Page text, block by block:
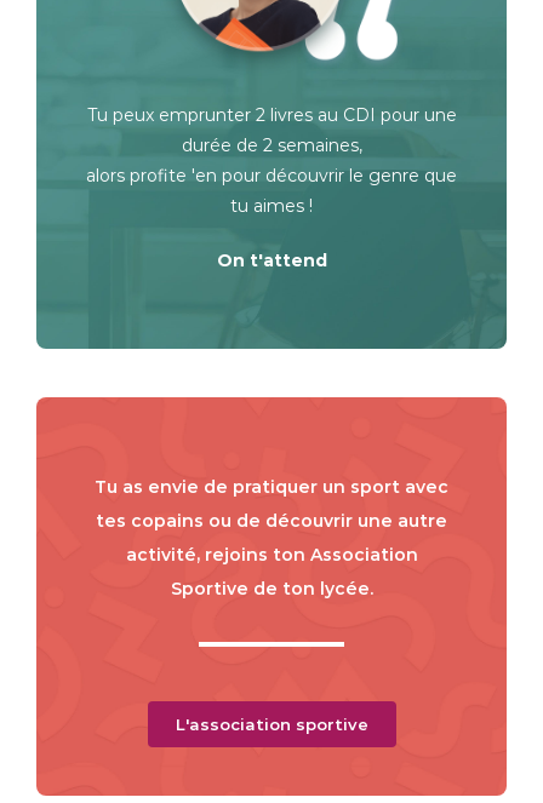
Tu peux emprunter 2 livres au CDI pour une
durée de 2 semaines,
alors profite 'en pour découvrir le genre que
tu aimes !
On t'attend
Tu as envie de pratiquer un sport avec
tes copains ou de découvrir une autre
activité, rejoins ton Association
Sportive de ton lycée.
L'association sportive